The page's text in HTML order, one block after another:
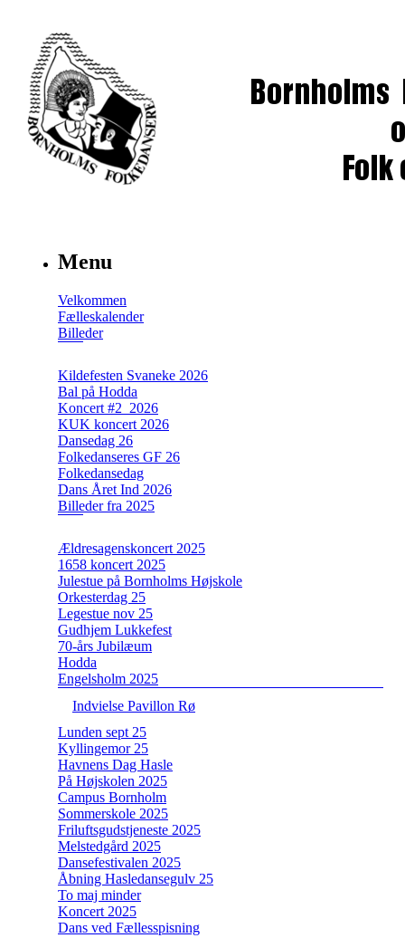
Menu
Velkommen
Fælleskalender
Billeder
Kildefesten Svaneke 2026
Bal på Hodda
Koncert #2_2026
KUK koncert 2026
Dansedag 26
Folkedanseres GF 26
Folkedansedag
Dans Året Ind 2026
Billeder fra 2025
Ældresagenskoncert 2025
1658 koncert 2025
Julestue på Bornholms Højskole
Orkesterdag 25
Legestue nov 25
Gudhjem Lukkefest
70-års Jubilæum
Hodda
Engelsholm 2025
Indvielse Pavillon Rø
Lunden sept 25
Kyllingemor 25
Havnens Dag Hasle
På Højskolen 2025
Campus Bornholm
Sommerskole 2025
Friluftsgudstjeneste 2025
Melstedgård 2025
Dansefestivalen 2025
Åbning Hasledansegulv 25
To maj minder
Koncert 2025
Dans ved Fællesspisning